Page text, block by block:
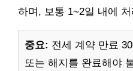
하며, 보통 1~2일 내에
중요: 전세 계약 만료
또는 해지를 완료해야